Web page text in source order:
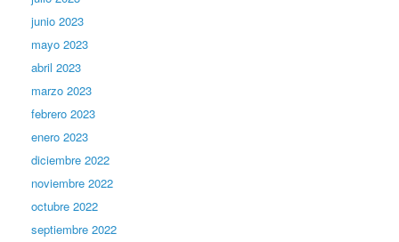
junio 2023
mayo 2023
abril 2023
marzo 2023
febrero 2023
enero 2023
diciembre 2022
noviembre 2022
octubre 2022
septiembre 2022